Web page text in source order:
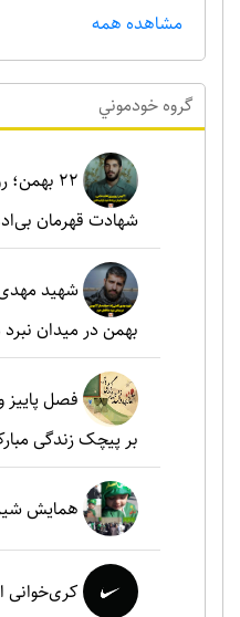
مشاهده همه
گروه خودموني
۲۲
شهادت قهرمان
بهمن در میدان
فصل پاییز
بر پیچک زندگی
همایش
کری‌خوانی